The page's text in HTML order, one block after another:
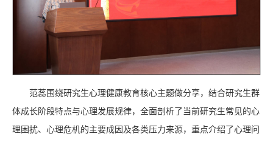
范蕊围绕研究生心理健康教育核心主题做分享，结合研究生群
体成长阶段特点与心理发展规律，全面剖析了当前研究生常见的心
理困扰、心理危机的主要成因及各类压力来源，重点介绍了心理问